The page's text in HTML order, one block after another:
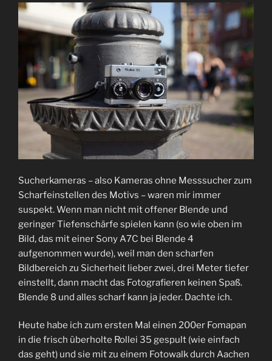
Sucherkameras – also Kameras ohne Messsucher zum
Scharfeinstellen des Motivs – waren mir immer
suspekt. Wenn man nicht mit offener Blende und
geringer Tiefenschärfe spielen kann (so wie oben im
Bild, das mit einer Sony A7C bei Blende 4
aufgenommen wurde), weil man den scharfen
Bildbereich zu Sicherheit lieber zwei, drei Meter tiefer
einstellt, dann macht das Fotografieren keinen Spaß.
Blende 8 und alles scharf kann ja jeder. Dachte ich.
Heute habe ich zum ersten Mal einen 200er Fomapan
in die frisch überholte Rollei 35 gespult (wie einfach
das geht) und sie mit zu einem Fotowalk durch Aachen